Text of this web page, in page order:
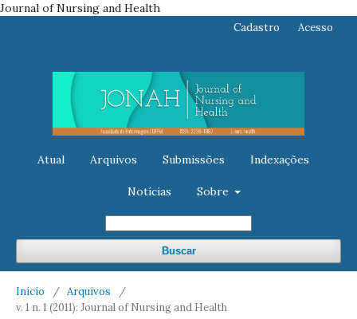
Journal of Nursing and Health
Atual Arquivos Submissões Indexações
Notícias Sobre
Buscar
Cadastro Acesso
Início / Arquivos
/
v. 1 n. 1 (2011): Journal of Nursing and Health